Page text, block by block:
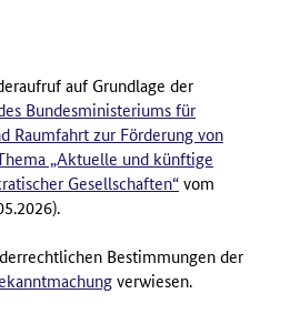
auf Grundlage der
Bundesministeriums für
Raumfahrt zur Förderung von
„Aktuelle und künftige
Gesellschaften“vom
Bestimmungen der
verwiesen.